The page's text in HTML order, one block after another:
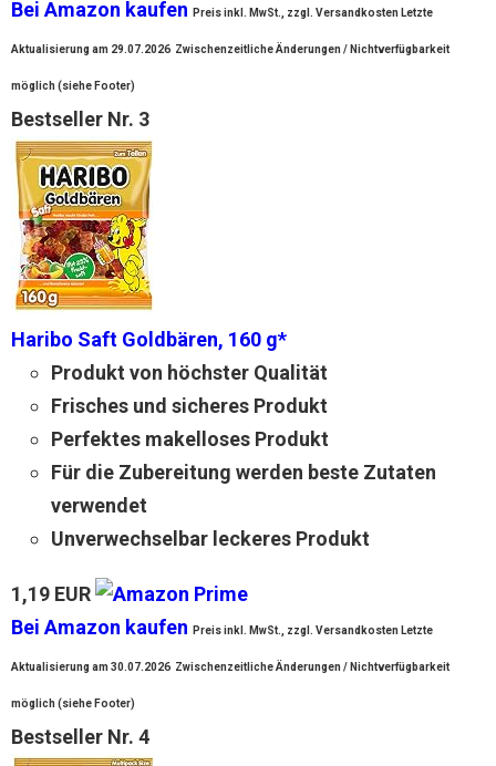
Bei Amazon kaufen Preis inkl. MwSt., zzgl. Versandkosten Letzte
Aktualisierung am 29.07.2026 Zwischenzeitliche Änderungen / Nichtverfügbarkeit
möglich (siehe Footer)
Bestseller Nr. 3
Haribo Saft Goldbären, 160 g*
Produkt von höchster Qualität
Frisches und sicheres Produkt
Perfektes makelloses Produkt
Für die Zubereitung werden beste Zutaten
verwendet
Unverwechselbar leckeres Produkt
1,19 EUR
Bei Amazon kaufen
Preis inkl. MwSt., zzgl. Versandkosten Letzte
Aktualisierung am 30.07.2026 Zwischenzeitliche Änderungen / Nichtverfügbarkeit
möglich (siehe Footer)
Bestseller Nr. 4